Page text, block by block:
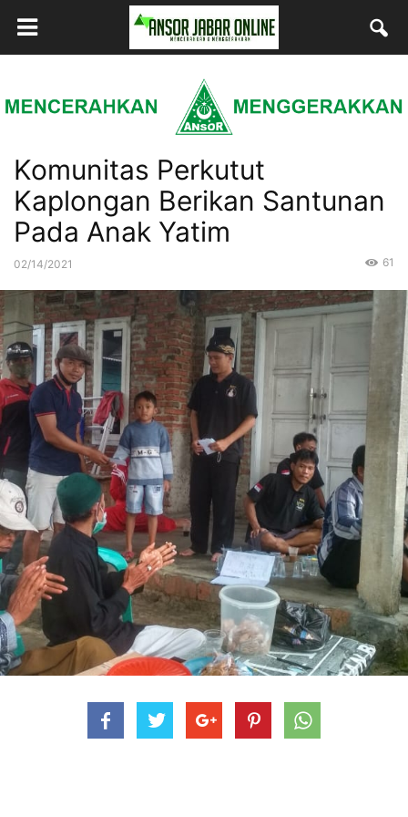
Komunitas Perkutut
Kaplongan Berikan Santunan
Pada Anak Yatim
02/14/2021 61